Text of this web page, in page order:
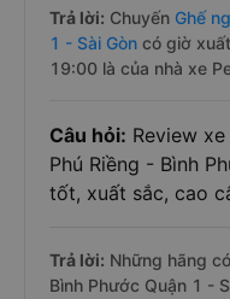
Trả lời: Chuyến Ghế
1 - Sài Gòn có giờ
19:00 là của nhà xe
Câu hỏi: Review
Phú Riềng - Bình
tốt, xuất sắc, cao
Trả lời: Những hãng
Bình Phước Quận 1 -